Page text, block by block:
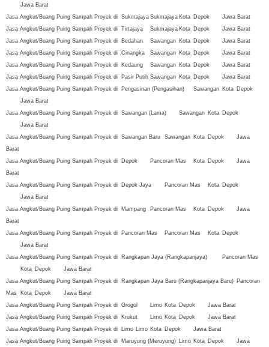
Jawa Barat
Jasa Angkut/Buang Puing Sampah Proyek di Sukmajaya Sukmajaya Kota Depok
Jawa Barat
Jasa Angkut/Buang Puing Sampah Proyek di Tirtajaya Sukmajaya Kota Depok
Jawa Barat
Jasa Angkut/Buang Puing Sampah Proyek di
Bedahan Sawangan Kota Depok
Jawa Barat
Jasa Angkut/Buang Puing Sampah Proyek di Cinangka Sawangan Kota Depok
Jawa Barat
Jasa Angkut/Buang Puing Sampah Proyek di
Kedaung Sawangan Kota Depok
Jawa Barat
Jasa Angkut/Buang Puing Sampah Proyek di
Pasir Putih Sawangan Kota Depok
Jawa Barat
Jasa Angkut/Buang Puing Sampah Proyek di
Pengasinan (Pengasihan) Sawangan Kota Depok
Jawa Barat
Jasa Angkut/Buang Puing Sampah Proyek di Sawangan (Lama) Sawangan Kota Depok
Jawa Barat
Jasa Angkut/Buang Puing Sampah Proyek di Sawangan Baru Sawangan Kota Depok
Jawa
Barat
Jasa Angkut/Buang Puing Sampah Proyek di
Depok Pancoran Mas Kota Depok
Jawa
Barat
Jasa Angkut/Buang Puing Sampah Proyek di
Depok Jaya Pancoran Mas Kota Depok
Jawa Barat
Jasa Angkut/Buang Puing Sampah Proyek di
Mampang Pancoran Mas Kota Depok
Jawa
Barat
Jasa Angkut/Buang Puing Sampah Proyek di
Pancoran Mas Pancoran Mas Kota Depok
Jawa Barat
Jasa Angkut/Buang Puing Sampah Proyek di
Rangkapan Jaya (Rangkapanjaya)
Pancoran Mas
Kota Depok
Jawa Barat
Jasa Angkut/Buang Puing Sampah Proyek di
Rangkapan Jaya Baru (Rangkapanjaya Baru) Pancoran
Mas
Kota Depok
Jawa Barat
Jasa Angkut/Buang Puing Sampah Proyek di Grogol Limo Kota Depok
Jawa Barat
Jasa Angkut/Buang Puing Sampah Proyek di
Krukut Limo Kota Depok
Jawa Barat
Jasa Angkut/Buang Puing Sampah Proyek di
Limo Limo Kota Depok
Jawa Barat
Jasa Angkut/Buang Puing Sampah Proyek di
Maruyung (Meruyung) Limo Kota Depok
Jawa